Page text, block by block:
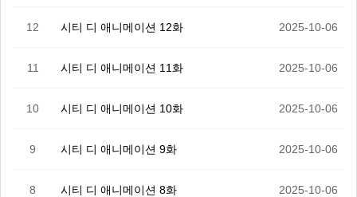
12 시티 디 애니메이션 12화 2025-10-06
11 시티 디 애니메이션 11화 2025-10-06
10 시티 디 애니메이션 10화 2025-10-06
9 시티 디 애니메이션 9화 2025-10-06
8 시티 디 애니메이션 8화 2025-10-06